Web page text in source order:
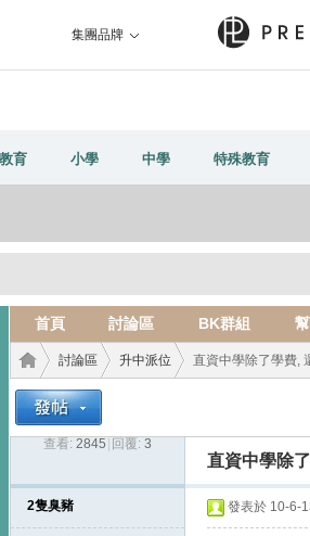
集團品牌
育 小學 中學 特殊教育
首頁 討論區 BK群組
討論區
›
升中派位 直資中學除了學費,
查看: 2845 回覆: 3
直資中學除
2隻臭豬 發表於 10-6-